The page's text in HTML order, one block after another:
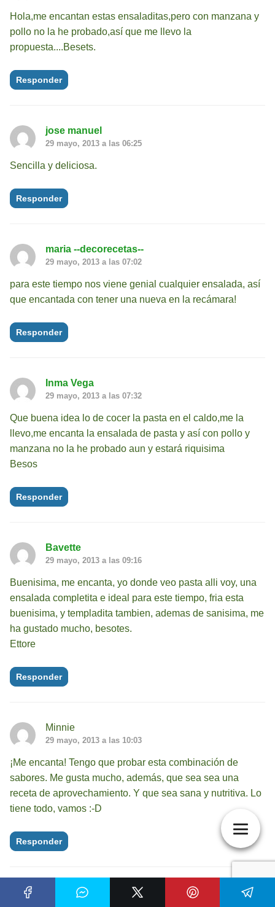
Hola,me encantan estas ensaladitas,pero con manzana y
pollo no la he probado,así que me llevo la
propuesta....Besets.
Responder
jose manuel
29 mayo, 2013 a las 06:25
Sencilla y deliciosa.
Responder
maria --decorecetas--
29 mayo, 2013 a las 07:02
para este tiempo nos viene genial cualquier ensalada, así
que encantada con tener una nueva en la recámara!
Responder
Inma Vega
29 mayo, 2013 a las 07:32
Que buena idea lo de cocer la pasta en el caldo,me la
llevo,me encanta la ensalada de pasta y así con pollo y
manzana no la he probado aun y estará riquisima
Besos
Responder
Bavette
29 mayo, 2013 a las 09:16
Buenisima, me encanta, yo donde veo pasta alli voy, una
ensalada completita e ideal para este tiempo, fria esta
buenisima, y templadita tambien, ademas de sanisima, me
ha gustado mucho, besotes.
Ettore
Responder
Minnie
29 mayo, 2013 a las 10:03
¡Me encanta! Tengo que probar esta combinación de
sabores. Me gusta mucho, además, que sea sea una
receta de aprovechamiento. Y que sea sana y nutritiva. Lo
tiene todo, vamos :-D
Responder
Isabel - Las Delicias de Isabel